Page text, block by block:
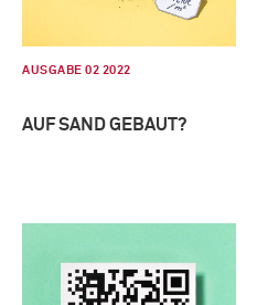
AUSGABE 02 2022
AUF SAND GEBAUT?